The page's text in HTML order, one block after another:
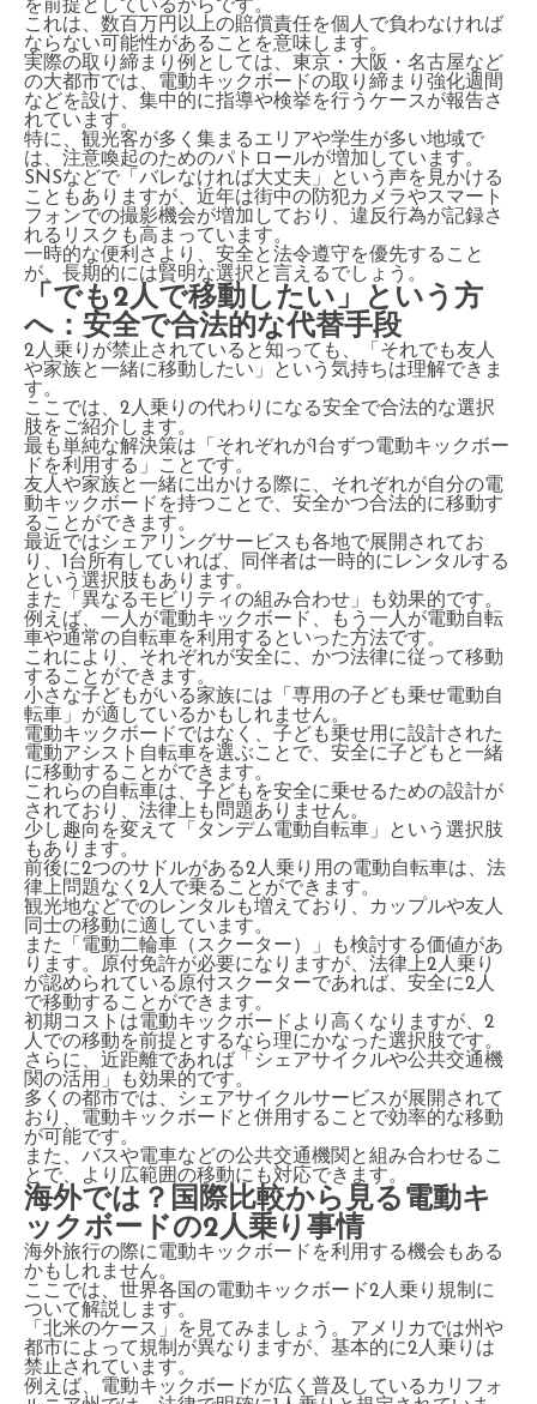
を前提としているからです。
これは、数百万円以上の賠償責任を個人で負わなければ
ならない可能性があることを意味します。
実際の取り締まり例としては、東京・大阪・名古屋など
の大都市では、電動キックボードの取り締まり強化週間
などを設け、集中的に指導や検挙を行うケースが報告さ
れています。
特に、観光客が多く集まるエリアや学生が多い地域で
は、注意喚起のためのパトロールが増加しています。
SNSなどで「バレなければ大丈夫」という声を見かける
こともありますが、近年は街中の防犯カメラやスマート
フォンでの撮影機会が増加しており、違反行為が記録さ
れるリスクも高まっています。
一時的な便利さより、安全と法令遵守を優先すること
が、長期的には賢明な選択と言えるでしょう。
「でも2人で移動したい」という方
へ：安全で合法的な代替手段
2人乗りが禁止されていると知っても、「それでも友人
や家族と一緒に移動したい」という気持ちは理解できま
す。
ここでは、2人乗りの代わりになる安全で合法的な選択
肢をご紹介します。
最も単純な解決策は「それぞれが1台ずつ電動キックボー
ドを利用する」ことです。
友人や家族と一緒に出かける際に、それぞれが自分の電
動キックボードを持つことで、安全かつ合法的に移動す
ることができます。
最近ではシェアリングサービスも各地で展開されてお
り、1台所有していれば、同伴者は一時的にレンタルする
という選択肢もあります。
また「異なるモビリティの組み合わせ」も効果的です。
例えば、一人が電動キックボード、もう一人が電動自転
車や通常の自転車を利用するといった方法です。
これにより、それぞれが安全に、かつ法律に従って移動
することができます。
小さな子どもがいる家族には「専用の子ども乗せ電動自
転車」が適しているかもしれません。
電動キックボードではなく、子ども乗せ用に設計された
電動アシスト自転車を選ぶことで、安全に子どもと一緒
に移動することができます。
これらの自転車は、子どもを安全に乗せるための設計が
されており、法律上も問題ありません。
少し趣向を変えて「タンデム電動自転車」という選択肢
もあります。
前後に2つのサドルがある2人乗り用の電動自転車は、法
律上問題なく2人で乗ることができます。
観光地などでのレンタルも増えており、カップルや友人
同士の移動に適しています。
また「電動二輪車（スクーター）」も検討する価値があ
ります。原付免許が必要になりますが、法律上2人乗り
が認められている原付スクーターであれば、安全に2人
で移動することができます。
初期コストは電動キックボードより高くなりますが、2
人での移動を前提とするなら理にかなった選択肢です。
さらに、近距離であれば「シェアサイクルや公共交通機
関の活用」も効果的です。
多くの都市では、シェアサイクルサービスが展開されて
おり、電動キックボードと併用することで効率的な移動
が可能です。
また、バスや電車などの公共交通機関と組み合わせるこ
とで、より広範囲の移動にも対応できます。
海外では？国際比較から見る電動キ
ックボードの2人乗り事情
海外旅行の際に電動キックボードを利用する機会もある
かもしれません。
ここでは、世界各国の電動キックボード2人乗り規制に
ついて解説します。
「北米のケース」を見てみましょう。アメリカでは州や
都市によって規制が異なりますが、基本的に2人乗りは
禁止されています。
例えば、電動キックボードが広く普及しているカリフォ